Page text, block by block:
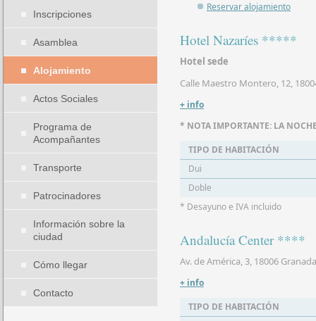
Inscripciones
Asamblea
Alojamiento
Actos Sociales
Programa de
Acompañantes
Transporte
Patrocinadores
Información sobre la
ciudad
Cómo llegar
Contacto
Reservar alojamiento
Hotel Nazaríes *****
Hotel sede
Calle Maestro Montero, 12,
+ info
* NOTA IMPORTANTE: LA
TIPO DE HABITACIÓN
Dui
Doble
* Desayuno e IVA incluido
Andalucía Center ****
Av. de América, 3, 18006 Granada
+ info
TIPO DE HABITACIÓN